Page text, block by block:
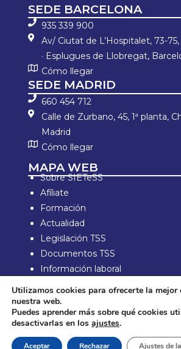
SEDE BARCELONA
935 339 900
Av/ Ciutat de L’Hospitalet, 73-75,
· Esplugues de Llobregat,
Cómo llegar
SEDE MADRID
660 454 712
Calle de Zurbano, 45, 1ª planta,
Madrid
Cómo llegar
MAPA WEB
Sobre SIETeSS
Afíliate
Formación
Actualidad
Legislación TSS
Documentos TSS
Información laboral
Aviso Legal y política de privacidad
Política de compra y devolución
Utilizamos cookies para ofrecerte la mejor
nuestra web.
Puedes aprender más sobre qué cookies
desactivarlas en los ajustes.
Aceptar Rechazar Ajustes de